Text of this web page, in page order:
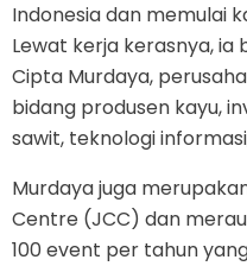
Indonesia dan memulai
Lewat kerja kerasnya,
Cipta Murdaya,
bidang produsen kayu,
sawit, teknologi
Murdaya juga
Centre (JCC) dan
100 event per tahun